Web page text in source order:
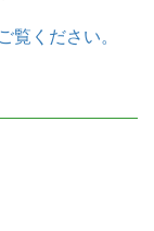
覧ください。